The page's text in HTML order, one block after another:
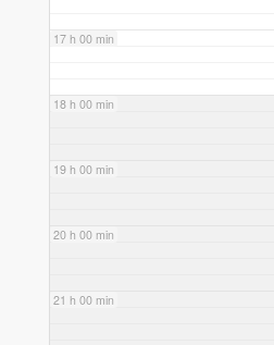
17 h 00 min
18 h 00 min
19 h 00 min
20 h 00 min
21 h 00 min